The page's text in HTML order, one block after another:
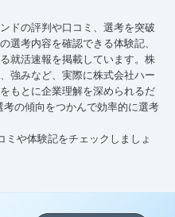
ドの評判や口コミ、選考を突破
選考内容を確認できる体験記、
就活速報を掲載しています。株
強みなど、実際に株式会社ハー
もとに企業理解を深められるだ
の傾向をつかんで効率的に選考
ミや体験記をチェックしましょ